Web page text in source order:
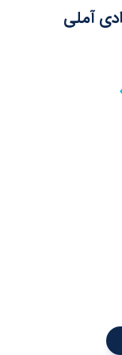
آملی